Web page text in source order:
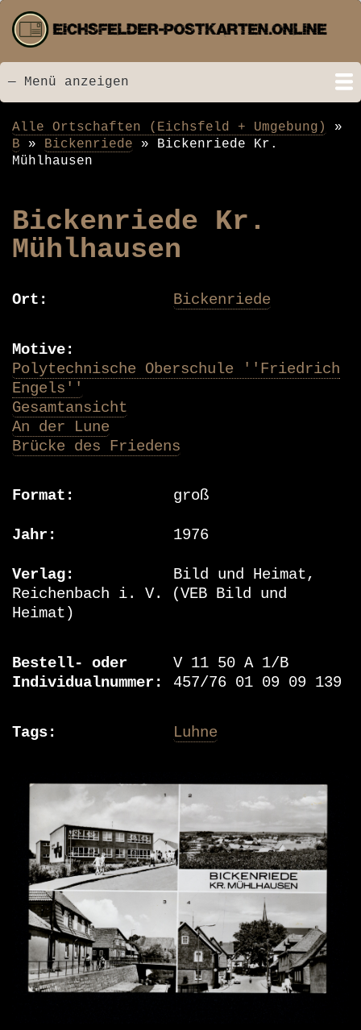
zum
Inhalt
Menü
— Menü anzeigen
Startseite
Neu hinzugefügt
Postkarten
Bildarchiv
Videos
Suche
Kontakt
Links
Spende
Pfadnavigation
Alle Ortschaften (Eichsfeld + Umgebung)
B
Bickenriede
Bickenriede Kr.
Mühlhausen
Bickenriede Kr.
Mühlhausen
Ort Bickenriede
Motive
Polytechnische Oberschule ''Friedrich
Engels''
Gesamtansicht
An der Lune
Brücke des Friedens
Format groß
Jahr 1976
Verlag
Bild und Heimat,
Reichenbach i. V. (VEB Bild und
Heimat)
Bestell- oder
Individualnummer
V 11 50 A 1/B
457/76 01 09 09 139
Tags Luhne